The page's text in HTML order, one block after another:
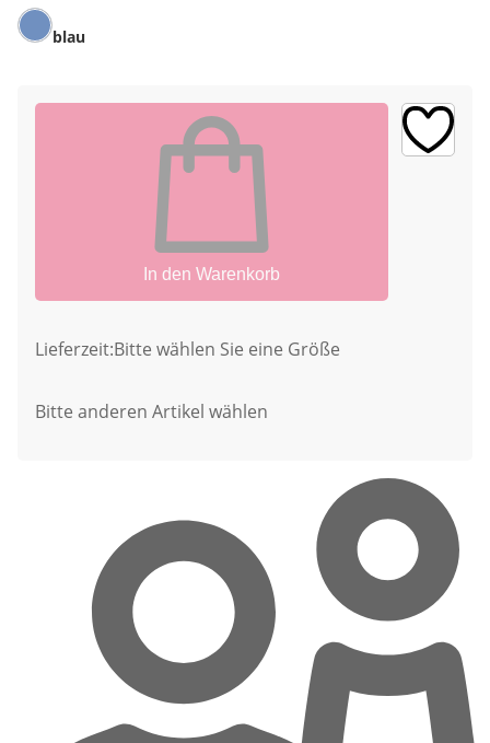
blau
In den Warenkorb
Lieferzeit:Bitte wählen Sie eine Größe
Bitte anderen Artikel wählen